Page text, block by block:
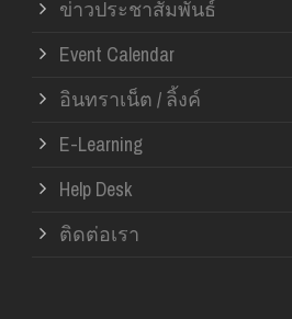
ข่าวประชาสัมพันธ์
Event Calendar
อินทราเน็ต / ลิ้งค์
E-Learning
Help Desk
ติดต่อเรา